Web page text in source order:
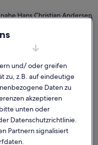
Hans Christian Andersen
eine Reihe toller
eine Waschmaschine
nach Raucheroptionen oder
deinem
Ferienwohnungen oder
Suche nach
und/ oder greifen
zu, z.B. auf eindeutige
Daten zu
akzeptieren
unten oder
Datenschutzrichtlinie.
Partnern signalisiert